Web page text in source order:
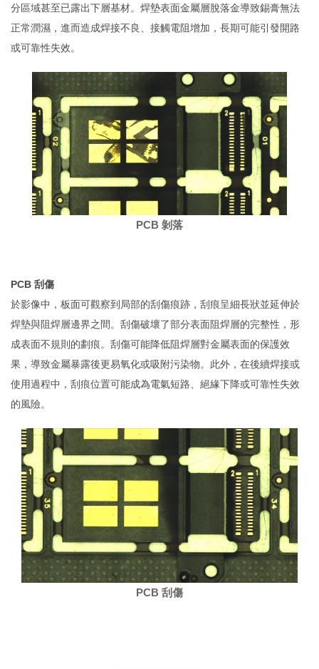
分區域甚至已露出下層基材。焊墊表面金屬層脫落金導致錫膏無法
正常潤濕，進而造成焊接不良、接觸電阻增加，長期可能引發開路
或可靠性失效。
PCB 剝落
PCB 刮傷
於影像中，板面可觀察到局部的刮傷痕跡，刮痕呈細長狀並延伸於
焊墊與阻焊層邊界之間。刮傷破壞了部分表面阻焊層的完整性，形
成表面不規則的劃痕。刮傷可能降低阻焊層對金屬表面的保護效
果，導致金屬暴露後更易氧化或吸附污染物。此外，在後續焊接或
使用過程中，刮痕位置可能成為電氣短路、絕緣下降或可靠性失效
的風險。
PCB 刮傷